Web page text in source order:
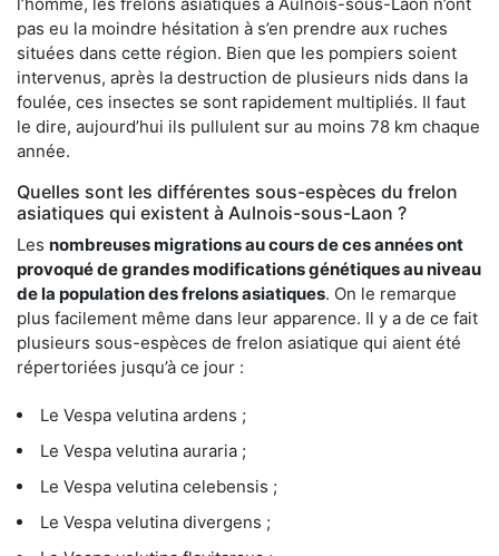
pas eu la moindre hésitation à s’en prendre aux ruches
situées dans cette région. Bien que les pompiers soient
intervenus, après la destruction de plusieurs nids dans la
foulée, ces insectes se sont rapidement multipliés. Il faut
le dire, aujourd’hui ils pullulent sur au moins 78 km chaque
année.
Quelles sont les différentes sous-espèces du frelon
asiatiques qui existent à Aulnois-sous-Laon ?
Les nombreuses migrations au cours de ces années ont
provoqué de grandes modifications génétiques au niveau
de la population des frelons asiatiques. On le remarque
plus facilement même dans leur apparence. Il y a de ce fait
plusieurs sous-espèces de frelon asiatique qui aient été
répertoriées jusqu’à ce jour :
Le Vespa velutina ardens ;
Le Vespa velutina auraria ;
Le Vespa velutina celebensis ;
Le Vespa velutina divergens ;